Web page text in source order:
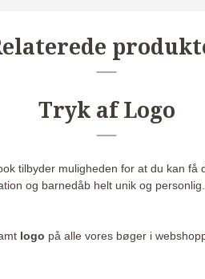
Tryk af Logo
tilbyder muligheden for at du kan
og barnedåb helt unik og
logo på alle vores bøger i